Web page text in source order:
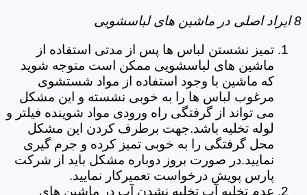
8 ایراد اصلی در ماشین های لباسشویی
تمیز نشستن لباس ها پس از مدتی استفاده از
ماشین های لباسشویی ممکن است متوجه شوید
که ماشین با وجود استفاده از مواد شستشوی
مرغوب لباس ها را به خوبی نشسته و این مشکل
می تواند از گرفتگی راه ورودی مواد شوینده فیلتر و
لوله تخلیه باشد.جهت برطرف کردن این مشکل
محل گرفتگی را به خوبی تمیز کرده و جرم گیری
نمایید.در صورت بروز دوباره مشکل باید از شرکت
پارس پویش درخواست تعمیرکار نمایید.
عدم تخلیه آب تخلیه نشدن آب در ماشین های